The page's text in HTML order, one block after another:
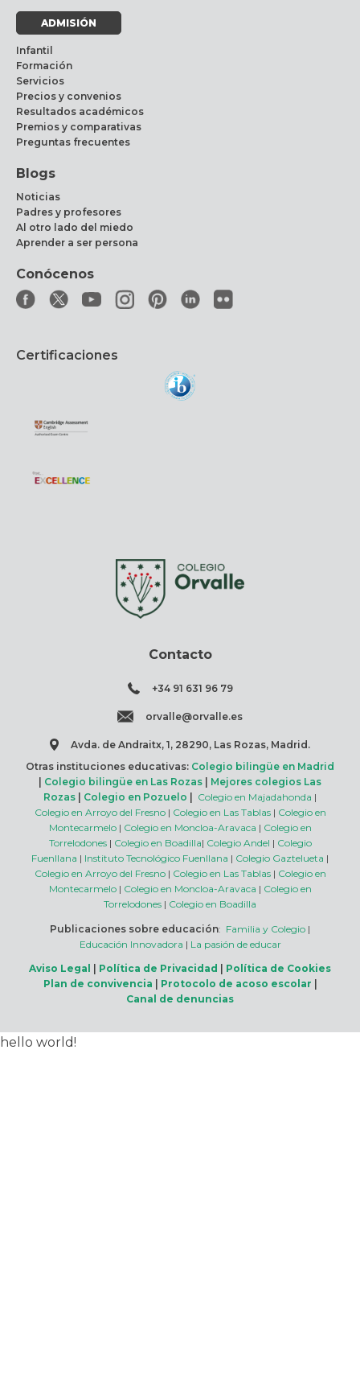
ADMISIÓN
Infantil
Formación
Servicios
Precios y convenios
Resultados académicos
Premios y comparativas
Preguntas frecuentes
Blogs
Noticias
Padres y profesores
Al otro lado del miedo
Aprender a ser persona
Conócenos
Certificaciones
Contacto
+34 91 631 96 79
orvalle@orvalle.es
Avda. de Andraitx, 1, 28290, Las Rozas, Madrid.
Otras instituciones educativas: Colegio bilingüe en Madrid
| Colegio bilingüe en Las Rozas | Mejores colegios Las
Rozas | Colegio en Pozuelo | Colegio en Majadahonda |
Colegio en Arroyo del Fresno| Colegio en Las Tablas| Colegio en
Montecarmelo| Colegio en Moncloa-Aravaca | Colegio en
Torrelodones| Colegio en Boadilla| Colegio Andel | Colegio
Fuenllana | Instituto Tecnológico Fuenllana | Colegio Gaztelueta |
Colegio en Arroyo del Fresno| Colegio en Las Tablas| Colegio en
Montecarmelo| Colegio en Moncloa-Aravaca | Colegio en
Torrelodones | Colegio en Boadilla
Publicaciones sobre educación: Familia y Colegio |
Educación Innovadora | La pasión de educar
Aviso Legal | Política de Privacidad | Política de Cookies
Plan de convivencia | Protocolo de acoso escolar |
Canal de denuncias
hello world!